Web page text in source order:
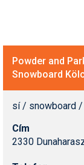
Powder and
Snowboard
sí / snowboard
Cím
2330